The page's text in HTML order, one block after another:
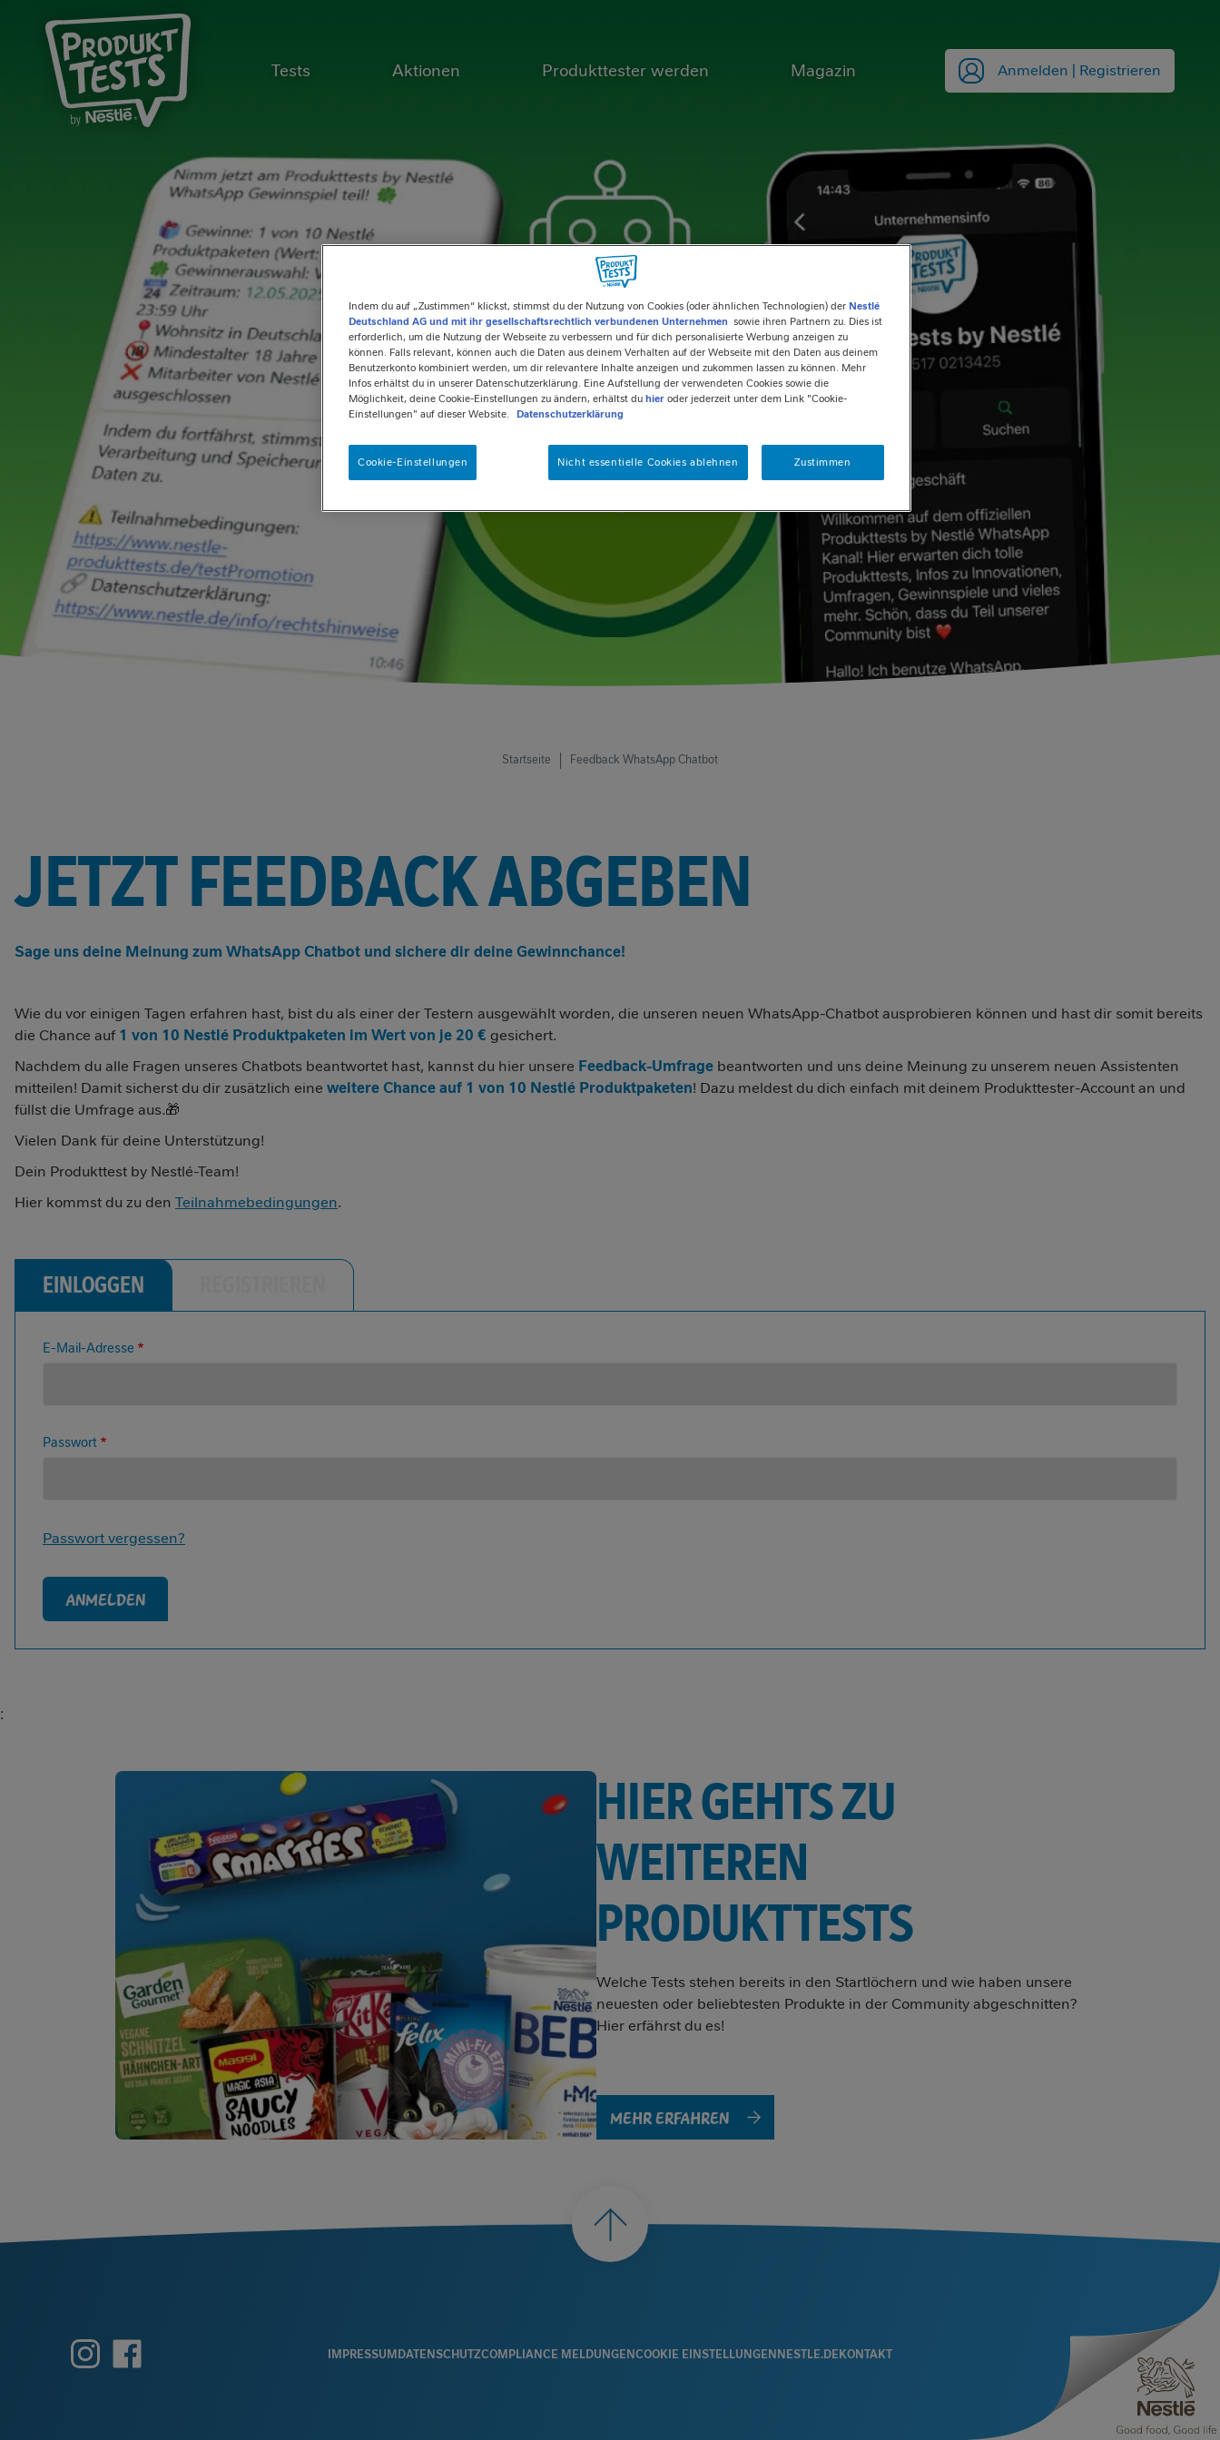
NAVIGATION
Tests Aktionen Produkttester werden Magazin Anmelden | Registrieren
PFADNAVIGATION
Startseite Feedback WhatsApp Chatbot
JETZT FEEDBACK ABGEBEN
Sage uns deine Meinung zum WhatsApp Chatbot und sichere dir deine Gewinnchance!
Wie du vor einigen Tagen erfahren hast, bist du als einer der Testern ausgewählt worden, die unseren neuen WhatsApp-Chatbot ausprobieren können und hast dir somit bereits
die Chance auf1 von 10 Nestlé Produktpaketen im Wert von je 20 € gesichert.
Nachdem du alle Fragen unseres Chatbots beantwortet hast, kannst du hier unsere Feedback-Umfrage beantworten und uns deine Meinung zu unserem neuen Assistenten
mitteilen! Damit sicherst du dir zusätzlich eine weitere Chance auf 1 von 10 Nestlé Produktpaketen! Dazu meldest du dich einfach mit deinem Produkttester-Account an und
füllst die Umfrage aus.🎁
Vielen Dank für deine Unterstützung!
Dein Produkttest by Nestlé-Team!
Hier kommst du zu den Teilnahmebedingungen.
EINLOGGEN
AE-Mail-Adresse
Passwort
Passwort vergessen?
:
HIER GEHTS ZU
WEITEREN
PRODUKTTESTS
Welche Tests stehen bereits in den Startlöchern und wie haben unsere
neuesten oder beliebtesten Produkte in der Community abgeschnitten?
Hier erfährst du es!
MEHR ERFAHREN
oben
FOOTER
IMPRESSUMDATENSCHUTZCOMPLIANCE MELDUNGENCOOKIE EINSTELLUNGENNESTLE.DEKONTAKT
Indem du auf „Zustimmen“ klickst, stimmst du der Nutzung von Cookies (oder ähnlichen Technologien) der Nestlé
Deutschland AG und mit ihr gesellschaftsrechtlich verbundenen Unternehmen sowie ihren Partnern zu. Dies ist
erforderlich, um die Nutzung der Webseite zu verbessern und für dich personalisierte Werbung anzeigen zu
können. Falls relevant, können auch die Daten aus deinem Verhalten auf der Webseite mit den Daten aus deinem
Benutzerkonto kombiniert werden, um dir relevantere Inhalte anzeigen und zukommen lassen zu können. Mehr
Infos erhältst du in unserer Datenschutzerklärung. Eine Aufstellung der verwendeten Cookies sowie die
Möglichkeit, deine Cookie-Einstellungen zu ändern, erhältst du hier oder jederzeit unter dem Link "Cookie-
Einstellungen" auf dieser Website.
Datenschutzerklärung
Cookie-Einstellungen Nicht essentielle Cookies ablehnen Zustimmen